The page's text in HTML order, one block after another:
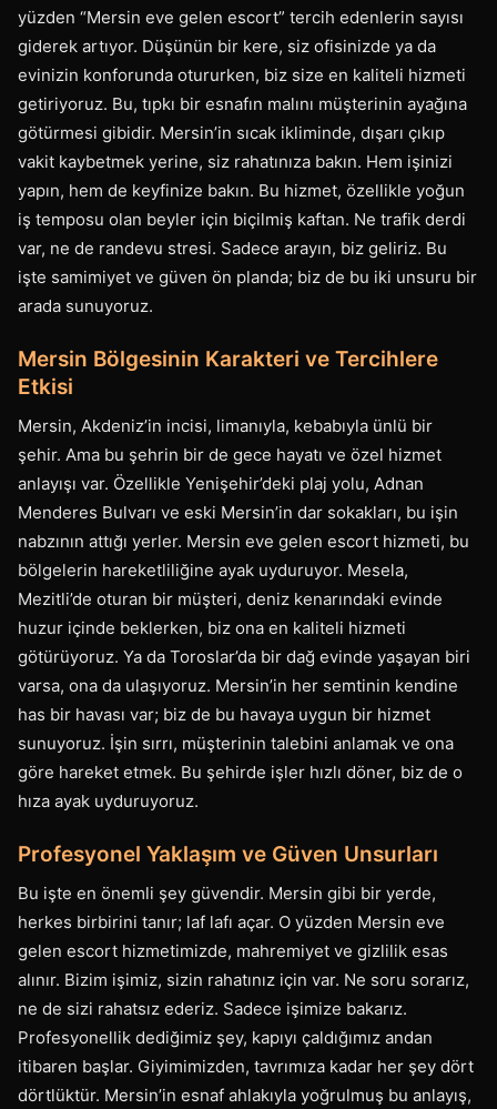
yüzden “Mersin eve gelen escort” tercih edenlerin sayısı
giderek artıyor. Düşünün bir kere, siz ofisinizde ya da
evinizin konforunda otururken, biz size en kaliteli hizmeti
getiriyoruz. Bu, tıpkı bir esnafın malını müşterinin ayağına
götürmesi gibidir. Mersin’in sıcak ikliminde, dışarı çıkıp
vakit kaybetmek yerine, siz rahatınıza bakın. Hem işinizi
yapın, hem de keyfinize bakın. Bu hizmet, özellikle yoğun
iş temposu olan beyler için biçilmiş kaftan. Ne trafik derdi
var, ne de randevu stresi. Sadece arayın, biz geliriz. Bu
işte samimiyet ve güven ön planda; biz de bu iki unsuru bir
arada sunuyoruz.
Mersin Bölgesinin Karakteri ve Tercihlere
Etkisi
Mersin, Akdeniz’in incisi, limanıyla, kebabıyla ünlü bir
şehir. Ama bu şehrin bir de gece hayatı ve özel hizmet
anlayışı var. Özellikle Yenişehir’deki plaj yolu, Adnan
Menderes Bulvarı ve eski Mersin’in dar sokakları, bu işin
nabzının attığı yerler. Mersin eve gelen escort hizmeti, bu
bölgelerin hareketliliğine ayak uyduruyor. Mesela,
Mezitli’de oturan bir müşteri, deniz kenarındaki evinde
huzur içinde beklerken, biz ona en kaliteli hizmeti
götürüyoruz. Ya da Toroslar’da bir dağ evinde yaşayan biri
varsa, ona da ulaşıyoruz. Mersin’in her semtinin kendine
has bir havası var; biz de bu havaya uygun bir hizmet
sunuyoruz. İşin sırrı, müşterinin talebini anlamak ve ona
göre hareket etmek. Bu şehirde işler hızlı döner, biz de o
hıza ayak uyduruyoruz.
Profesyonel Yaklaşım ve Güven Unsurları
Bu işte en önemli şey güvendir. Mersin gibi bir yerde,
herkes birbirini tanır; laf lafı açar. O yüzden Mersin eve
gelen escort hizmetimizde, mahremiyet ve gizlilik esas
alınır. Bizim işimiz, sizin rahatınız için var. Ne soru sorarız,
ne de sizi rahatsız ederiz. Sadece işimize bakarız.
Profesyonellik dediğimiz şey, kapıyı çaldığımız andan
itibaren başlar. Giyimimizden, tavrımıza kadar her şey dört
dörtlüktür. Mersin’in esnaf ahlakıyla yoğrulmuş bu anlayış,